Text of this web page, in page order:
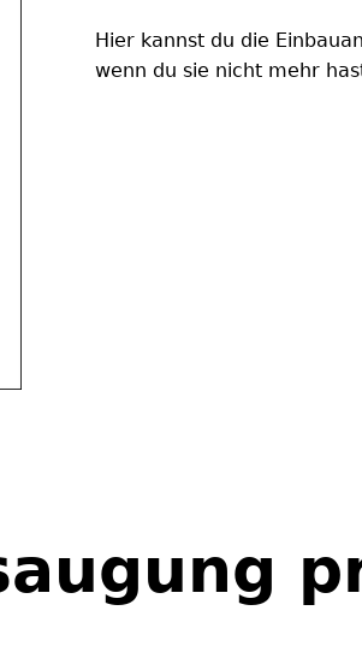
Hier kannst du die
wenn du sie nicht mehr